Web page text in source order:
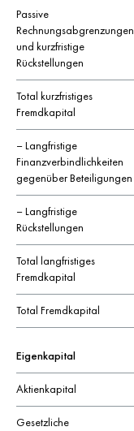
Passive
Rechnungsabgrenzungen
und kurzfristige
Rückstellungen
Total kurzfristiges
Fremdkapital
– Langfristige
Finanzverbindlichkeiten
gegenüber Beteiligungen
– Langfristige
Rückstellungen
Total langfristiges
Fremdkapital
Total Fremdkapital
Eigenkapital
Aktienkapital
Gesetzliche